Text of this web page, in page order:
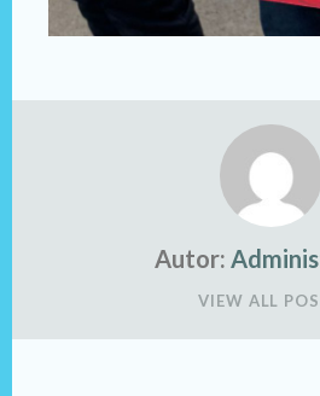
Autor:
VIEW ALL